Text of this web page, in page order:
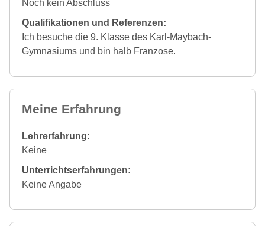
Noch kein Abschluss
Qualifikationen und Referenzen:
Ich besuche die 9. Klasse des Karl-Maybach-
Gymnasiums und bin halb Franzose.
Meine Erfahrung
Lehrerfahrung:
Keine
Unterrichtserfahrungen:
Keine Angabe